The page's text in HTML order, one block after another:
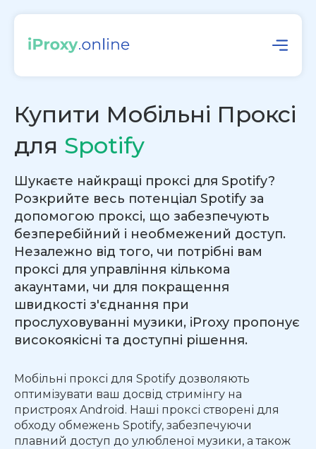
Купити Мобільні Проксі
для Spotify
Шукаєте найкращі проксі для Spotify?
Розкрийте весь потенціал Spotify за
допомогою проксі, що забезпечують
безперебійний і необмежений доступ.
Незалежно від того, чи потрібні вам
проксі для управління кількома
акаунтами, чи для покращення
швидкості з'єднання при
прослуховуванні музики, iProxy пропонує
високоякісні та доступні рішення.
Мобільні проксі для Spotify дозволяють
оптимізувати ваш досвід стримінгу на
пристроях Android. Наші проксі створені для
обходу обмежень Spotify, забезпечуючи
плавний доступ до улюбленої музики, а також